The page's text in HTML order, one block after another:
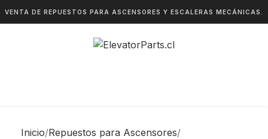
VENTA DE REPUESTOS PARA ASCENSORES Y ESCALERAS MECÁNICAS.
Inicio Repuestos para Ascensores